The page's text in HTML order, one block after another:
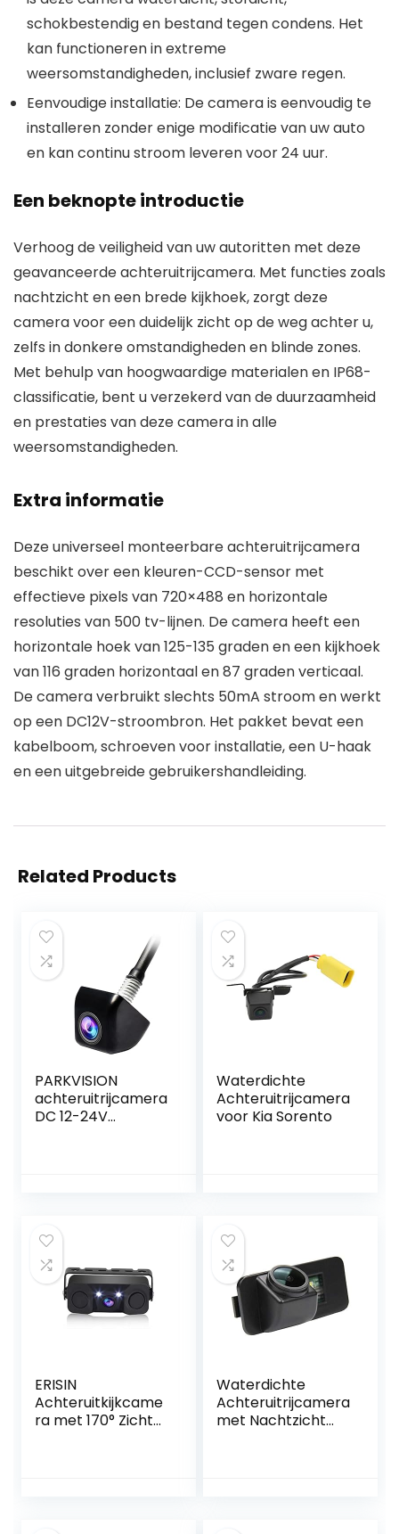
schokbestendig en bestand tegen condens. Het
kan functioneren in extreme
weersomstandigheden, inclusief zware regen.
Eenvoudige installatie: De camera is eenvoudig te
installeren zonder enige modificatie van uw auto
en kan continu stroom leveren voor 24 uur.
Een beknopte introductie
Verhoog de veiligheid van uw autoritten met deze
geavanceerde achteruitrijcamera. Met functies zoals
nachtzicht en een brede kijkhoek, zorgt deze
camera voor een duidelijk zicht op de weg achter u,
zelfs in donkere omstandigheden en blinde zones.
Met behulp van hoogwaardige materialen en IP68-
classificatie, bent u verzekerd van de duurzaamheid
en prestaties van deze camera in alle
weersomstandigheden.
Extra informatie
Deze universeel monteerbare achteruitrijcamera
beschikt over een kleuren-CCD-sensor met
effectieve pixels van 720×488 en horizontale
resoluties van 500 tv-lijnen. De camera heeft een
horizontale hoek van 125-135 graden en een kijkhoek
van 116 graden horizontaal en 87 graden verticaal.
De camera verbruikt slechts 50mA stroom en werkt
op een DC12V-stroombron. Het pakket bevat een
kabelboom, schroeven voor installatie, een U-haak
en een uitgebreide gebruikershandleiding.
Related Products
PARKVISION
achteruitrijcamera
DC 12-24V
montagepositie
toegestaan,4
parkeerlijnen
camera aan de
voorkant[PRO120]
Waterdichte
Achteruitrijcamera
voor Kia Sorento
ERISIN
Achteruitkijkcame
ra met 170° Zicht
Waterdichte
Achteruitrijcamera
met Nachtzicht